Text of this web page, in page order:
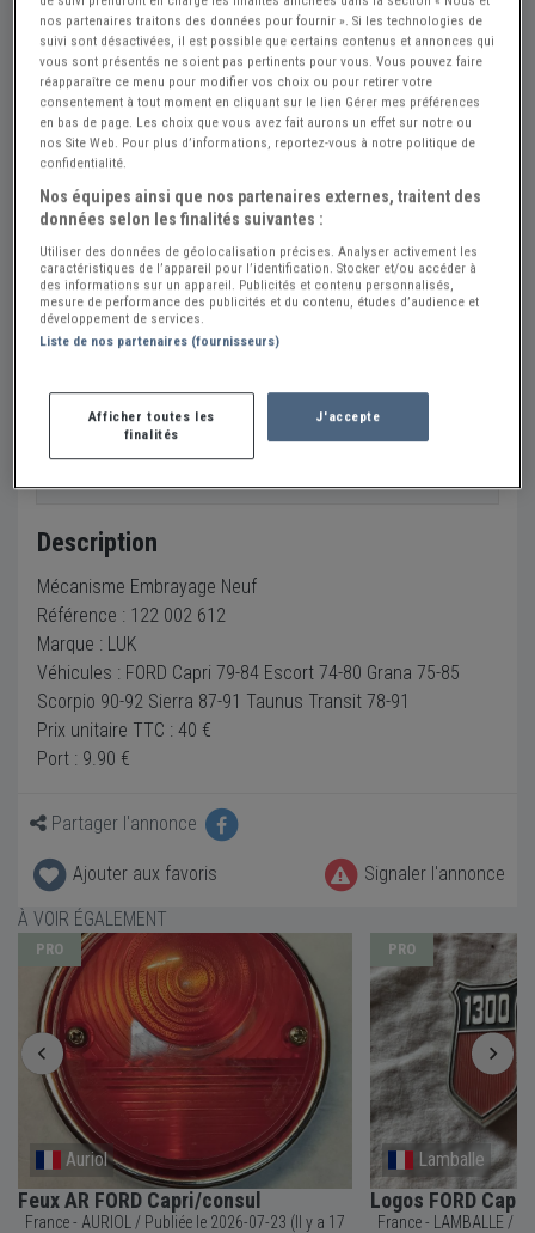
Réf : A430228 Actualisée le : 23/07/2026
Mécanisme embrayage LUK FORD Capri
Créer une alerte Pièces FORD Capri
25 €
SDTC PRO
Somme (80) - LAFRESGUIMONT-SAINT-MARTIN
(80430)
Voir sur la carte
Envoyer un email
Description
Mécanisme Embrayage Neuf
Référence : 122 002 612
Marque : LUK
Véhicules : FORD Capri 79-84 Escort 74-80 Grana 75-85
Scorpio 90-92 Sierra 87-91 Taunus Transit 78-91
Prix unitaire TTC : 40 €
Port : 9.90 €
Partager l'annonce
Ajouter aux favoris
Signaler l'annonce
À VOIR ÉGALEMENT
PRO
Auriol
Feux AR FORD Capri/consul
France - AURIOL / Publiée le 2026-07-23 (Il y a 17
PRO
Lamballe
Logos FORD
France - LAMBALLE / Publiée le 2026-07-23 (Il y a
nos partenaires traitons des données pour fournir ». Si les technologies de
suivi sont désactivées, il est possible que certains contenus et annonces qui
vous sont présentés ne soient pas pertinents pour vous. Vous pouvez faire
réapparaître ce menu pour modifier vos choix ou pour retirer votre
consentement à tout moment en cliquant sur le lien Gérer mes préférences
en bas de page. Les choix que vous avez fait aurons un effet sur notre ou
nos Site Web. Pour plus d’informations, reportez-vous à notre politique de
confidentialité.
Nos équipes ainsi que nos partenaires externes, traitent des
données selon les finalités suivantes :
Utiliser des données de géolocalisation précises. Analyser activement les
caractéristiques de l’appareil pour l’identification. Stocker et/ou accéder à
des informations sur un appareil. Publicités et contenu personnalisés,
mesure de performance des publicités et du contenu, études d’audience et
développement de services.
Liste de nos partenaires (fournisseurs)
Afficher toutes les
finalités
J'accepte